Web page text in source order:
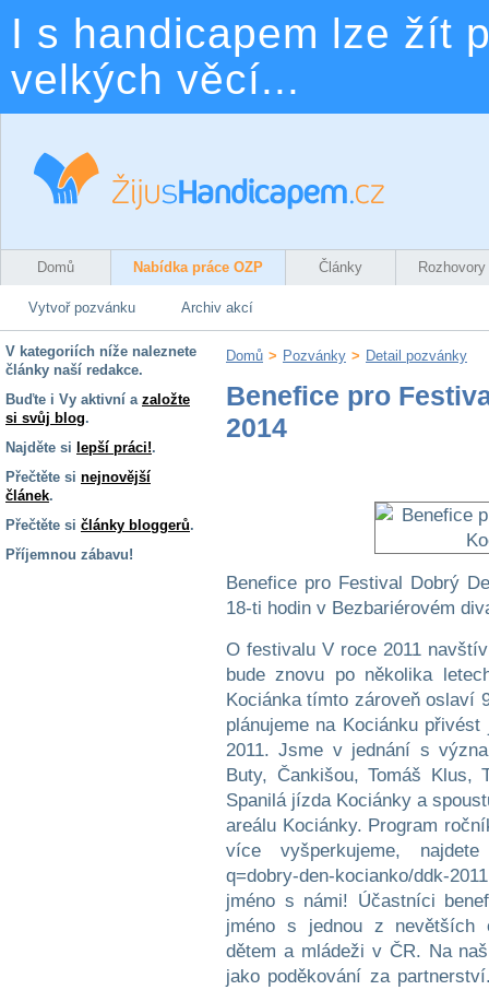
I s handicapem lze žít
velkých věcí...
Domů Nabídka práce OZP Články Rozhovory
Vytvoř pozvánku Archiv akcí
V kategoriích níže naleznete
články naší redakce.
Buďte i Vy aktivní a založte
si svůj blog.
Najděte si lepší práci!.
Přečtěte si nejnovější
článek.
Přečtěte si články bloggerů.
Příjemnou zábavu!
Domů > Pozvánky > Detail pozvánky
Benefice pro
2014
Benefice pro Festival Dobrý
18-ti hodin v Bezbariérovém
O festivalu V roce 2011
bude znovu po několika
Kociánka tímto zároveň oslaví
plánujeme na Kociánku
2011. Jsme v jednání s
Buty, Čankišou, Tomáš Klus,
Spanilá jízda Kociánky a
areálu Kociánky. Program
více vyšperkujeme,
q=dobry-den-kocianko/ddk-
jméno s námi! Účastníci
jméno s jednou z nevětších
dětem a mládeži v ČR. Na
jako poděkování za